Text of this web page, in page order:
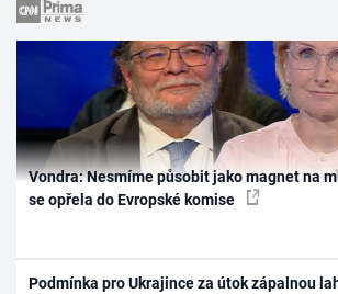
Vondra: Nesmíme působit jako magnet na
se opřela do Evropské komise
Podmínka pro Ukrajince za útok zápalnou